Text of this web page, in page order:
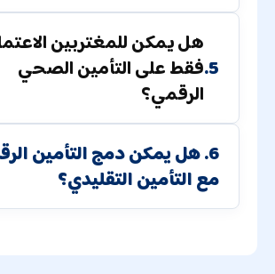
5.
هل يمكن للمغتربين
فقط على التأمين الصحي
الرقمي؟
6. هل يمكن دمج التأمين
مع التأمين التقليدي؟